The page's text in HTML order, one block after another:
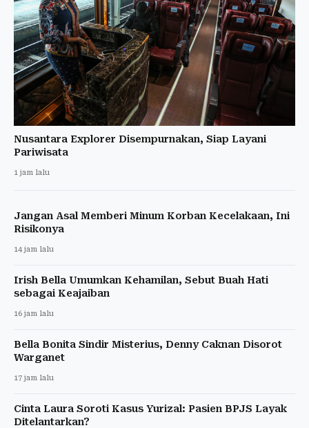
Nusantara Explorer Disempurnakan, Siap Layani
Pariwisata
1 jam lalu
Jangan Asal Memberi Minum Korban Kecelakaan, Ini
Risikonya
14 jam lalu
Irish Bella Umumkan Kehamilan, Sebut Buah Hati
sebagai Keajaiban
16 jam lalu
Bella Bonita Sindir Misterius, Denny Caknan Disorot
Warganet
17 jam lalu
Cinta Laura Soroti Kasus Yurizal: Pasien BPJS Layak
Ditelantarkan?